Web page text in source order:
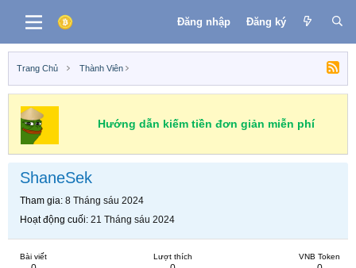
Đăng nhập Đăng ký
Trang Chủ Thành Viên
Hướng dẫn kiếm tiền đơn giản miễn phí
ShaneSek
Tham gia 8 Tháng sáu 2024
Hoạt động cuối 21 Tháng sáu 2024
Bài viết Lượt thích VNB Token